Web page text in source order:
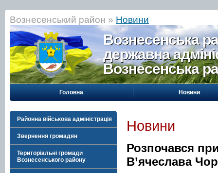
Вознесенський район » Новини
Вознесенська
державна
Вознесенська
Головна Новини
Районна військова адміністрація
Звернення громадян
Територіальні громади
Вознесенського району
Новини
Розпочався
В’ячеслава